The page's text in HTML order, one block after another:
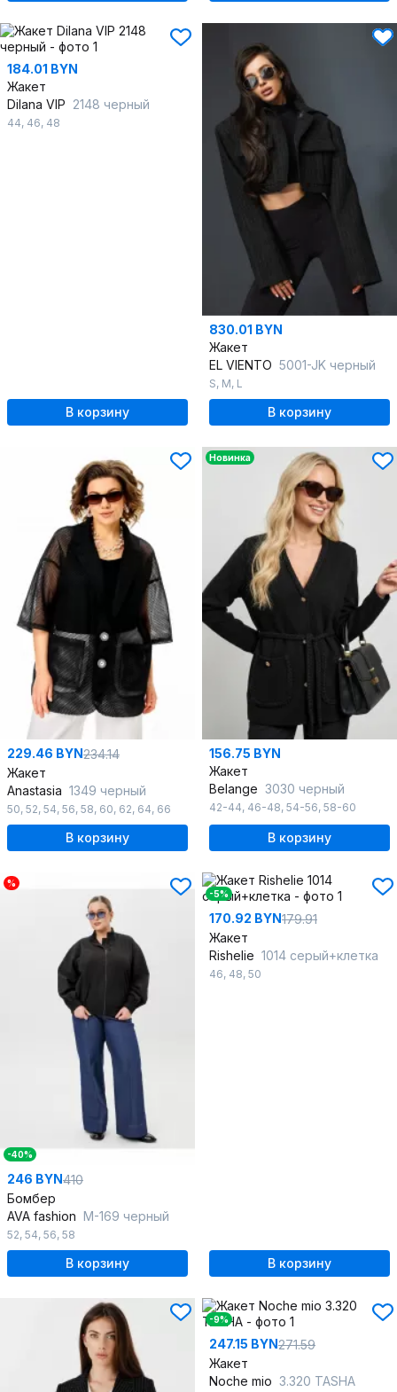
184.01 BYN
Жакет
Dilana VIP 2148 черный
44, 46, 48
В корзину
830.01 BYN
Жакет
EL VIENTO 5001-JK черный
S, M, L
В корзину
229.46 BYN234.14
Жакет
Anastasia 1349 черный
50, 52, 54, 56, 58, 60, 62, 64, 66
В корзину
Новинка
156.75 BYN
Жакет
Belange 3030 черный
42-44, 46-48, 54-56, 58-60
В корзину
%
-40%
246 BYN410
Бомбер
AVA fashion М-169 черный
52, 54, 56, 58
В корзину
-5%
170.92 BYN179.91
Жакет
Rishelie 1014 серый+клетка
46, 48, 50
В корзину
-9%
247.15 BYN271.59
Жакет
Noche mio 3.320 TASHA